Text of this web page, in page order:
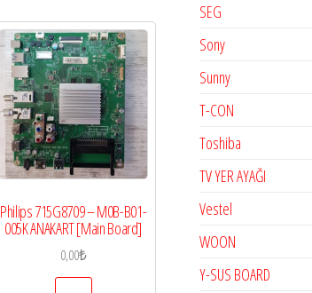
Philips 715G8709 – M0B-B01-
005K ANAKART [Main Board]
0,00₺
SEG
Sony
Sunny
T-CON
Toshiba
TV YER AYAĞI
Vestel
WOON
Y-SUS BOARD